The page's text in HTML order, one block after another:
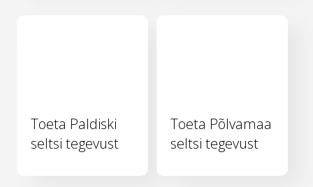
Toeta Paldiski
seltsi tegevust
Toeta Põlvamaa
seltsi tegevust